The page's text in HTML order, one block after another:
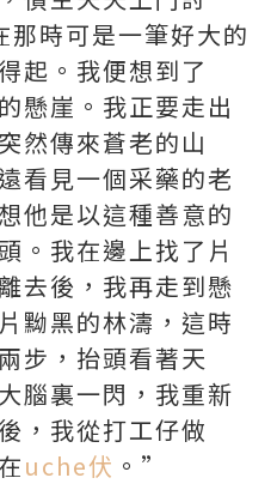
時可是一筆好大的
起。我便想到了
懸崖。我正要走出
然傳來蒼老的山
看見一個采藥的老
他是以這種善意的
。我在邊上找了片
去後，我再走到懸
黝黑的林濤，這時
步，抬頭看著天
腦裏一閃，我重新
，我從打工仔做
uche伏 。”